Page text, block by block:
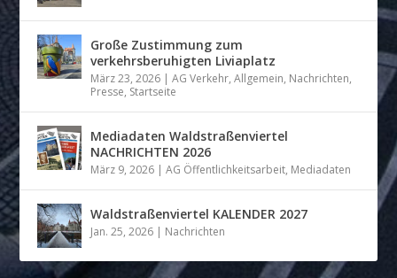
Große Zustimmung zum
verkehrsberuhigten Liviaplatz
März 23, 2026 |AG Verkehr,Allgemein, Nachrichten,
Presse, Startseite
Mediadaten Waldstraßenviertel
NACHRICHTEN 2026
März 9, 2026 |AG Öffentlichkeitsarbeit, Mediadaten
Waldstraßenviertel KALENDER 2027
Jan. 25, 2026 | Nachrichten